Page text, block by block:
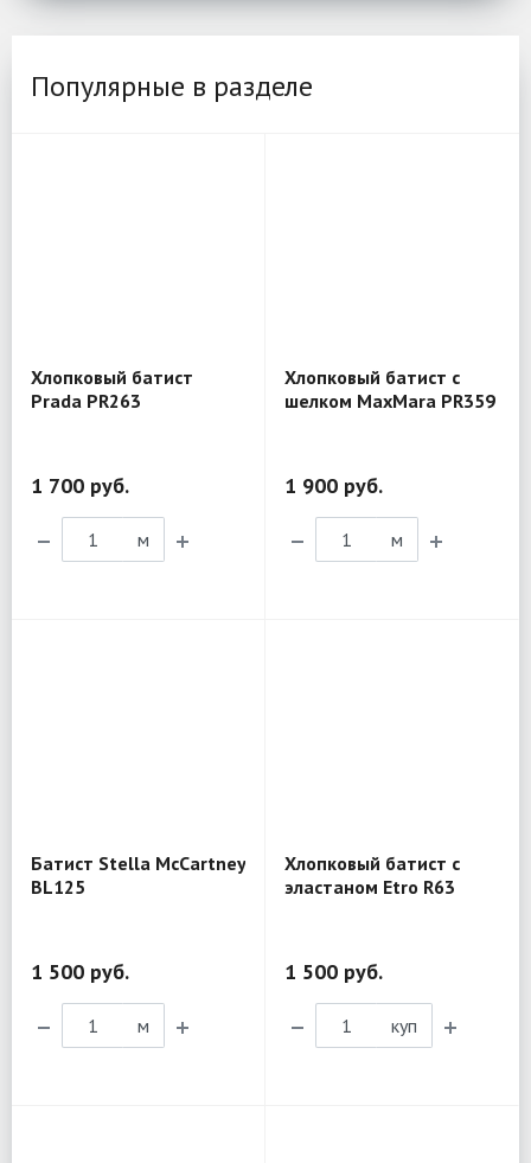
Популярные в разделе
Хлопковый батист
Prada PR263
1 700 руб.
м
Хлопковый батист с
шелком MaxMara PR359
1 900 руб.
м
Батист Stella McCartney
BL125
1 500 руб.
м
Хлопковый батист с
эластаном Etro R63
1 500 руб.
куп